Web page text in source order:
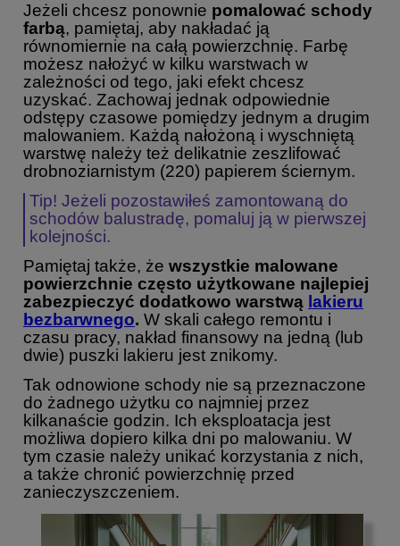
Jeżeli chcesz ponownie pomalować schody
farbą, pamiętaj, aby nakładać ją
równomiernie na całą powierzchnię. Farbę
możesz nałożyć w kilku warstwach w
zależności od tego, jaki efekt chcesz
uzyskać. Zachowaj jednak odpowiednie
odstępy czasowe pomiędzy jednym a drugim
malowaniem. Każdą nałożoną i wyschniętą
warstwę należy też delikatnie zeszlifować
drobnoziarnistym (220) papierem ściernym.
Tip! Jeżeli pozostawiłeś zamontowaną do
schodów balustradę, pomaluj ją w pierwszej
kolejności.
Pamiętaj także, że wszystkie malowane
powierzchnie często użytkowane najlepiej
zabezpieczyć dodatkowo warstwą lakieru
bezbarwnego. W skali całego remontu i
czasu pracy, nakład finansowy na jedną (lub
dwie) puszki lakieru jest znikomy.
Tak odnowione schody nie są przeznaczone
do żadnego użytku co najmniej przez
kilkanaście godzin. Ich eksploatacja jest
możliwa dopiero kilka dni po malowaniu. W
tym czasie należy unikać korzystania z nich,
a także chronić powierzchnię przed
zanieczyszczeniem.